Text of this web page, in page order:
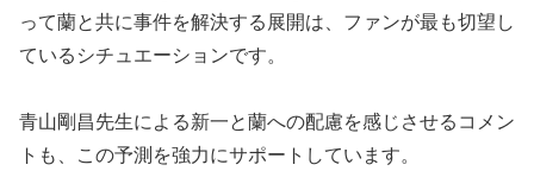
って蘭と共に事件を解決する展開は、ファンが最も切望し
ているシチュエーションです。
青山剛昌先生による新一と蘭への配慮を感じさせるコメン
トも、この予測を強力にサポートしています。